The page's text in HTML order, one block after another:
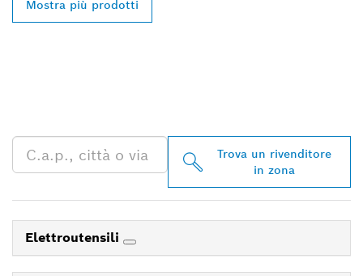
Mostra più prodotti
Trova un rivenditore
in zona
Elettroutensili